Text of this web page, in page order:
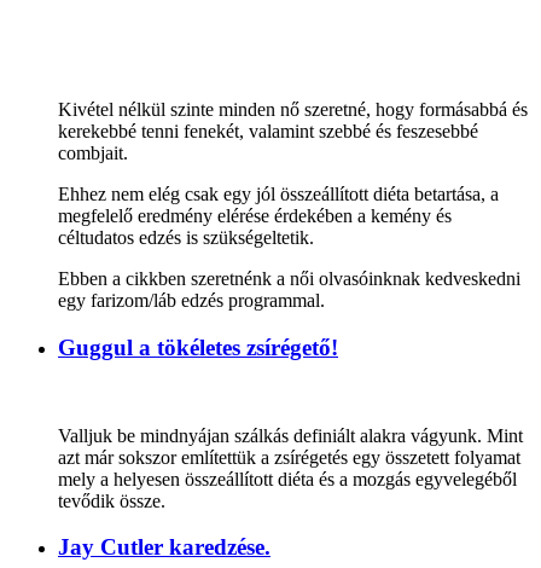
Kivétel nélkül szinte minden nő szeretné, hogy formásabbá és
kerekebbé tenni fenekét, valamint szebbé és feszesebbé
combjait.
Ehhez nem elég csak egy jól összeállított diéta betartása, a
megfelelő eredmény elérése érdekében a kemény és
céltudatos edzés is szükségeltetik.
Ebben a cikkben szeretnénk a női olvasóinknak kedveskedni
egy farizom/láb edzés programmal.
Guggul a tökéletes zsírégető!
Valljuk be mindnyájan szálkás definiált alakra vágyunk. Mint
azt már sokszor említettük a zsírégetés egy összetett folyamat
mely a helyesen összeállított diéta és a mozgás egyvelegéből
tevődik össze.
Jay Cutler karedzése.